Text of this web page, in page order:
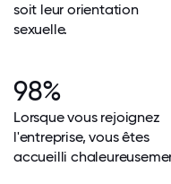
soit leur orientation
sexuelle.
98%
Lorsque vous rejoignez
l'entreprise, vous êtes
accueilli